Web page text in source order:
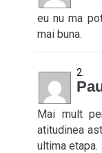
eu nu ma
mai buna.
Mai mult
atitudinea
ultima etapa.